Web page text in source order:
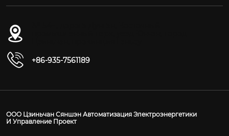
+86-935-7561189
ООО Цзиньчан Сяншэн Автоматизация Электроэнергетики
И Управление Проект